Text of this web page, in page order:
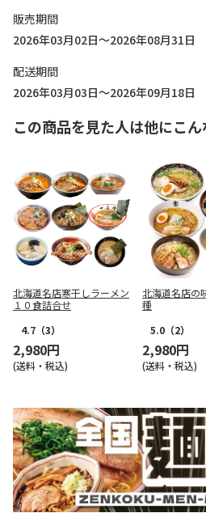
販売期間
2026年03月02日～2026年08月31日
配送期間
2026年03月03日～2026年09月18日
この商品を見た人は他にこ
北海道名店寒干しラーメン
１０食詰合せ
4.7 （3）
2,980円
(送料・税込)
北海道名店の
種
5.0 （2）
2,980円
(送料・税込)